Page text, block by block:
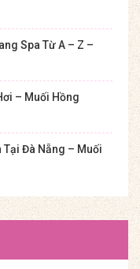
Spa Từ A – Z –
– Muối Hồng
Đà Nẵng – Muối